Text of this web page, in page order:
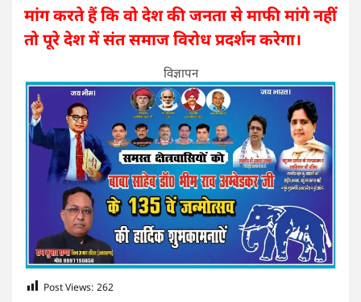
मांग करते हैं कि वो देश की जनता से माफी मांगे नहीं
तो पूरे देश में संत समाज विरोध प्रदर्शन करेगा।
विज्ञापन
Post Views: 262